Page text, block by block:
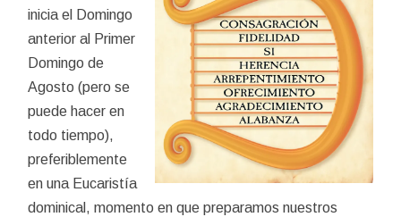
inicia el Domingo
anterior al Primer
Domingo de
Agosto (pero se
puede hacer en
todo tiempo),
preferiblemente
en una Eucaristía
dominical, momento en que preparamos nuestros